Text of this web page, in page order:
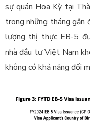
sự quán Hoa Kỳ tại
trong những tháng gần
lượng thị thực EB-5
nhà đầu tư Việt Nam
không có khả năng đối